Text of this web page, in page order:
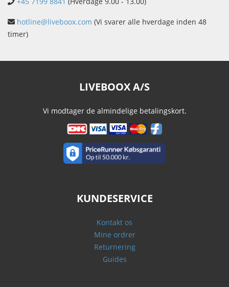
hotline@liveboox.com (Vi svarer alle hverdage inden 48
timer)
LIVEBOOX A/S
Vi modtager de almindelige betalingskort.
KUNDESERVICE
Kontakt os
Mine ordrer
Returnering
Guides